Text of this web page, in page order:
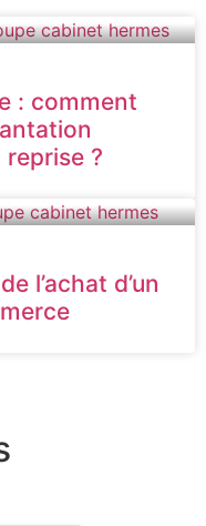
: comment
?
l’achat d’un